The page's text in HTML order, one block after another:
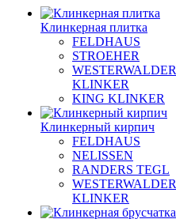
Клинкерная плитка
FELDHAUS
STROEHER
WESTERWALDER
KLINKER
KING KLINKER
Клинкерный кирпич
FELDHAUS
NELISSEN
RANDERS TEGL
WESTERWALDER
KLINKER